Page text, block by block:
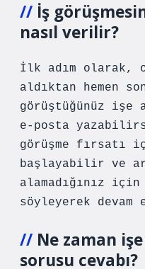
İş
nasıl verilir?
İlk adım olarak,
aldıktan hemen
görüştüğünüz
e-posta
görüşme fırsatı
başlayabilir ve
alamadığınız için
söyleyerek
Ne zaman
sorusu cevabı?